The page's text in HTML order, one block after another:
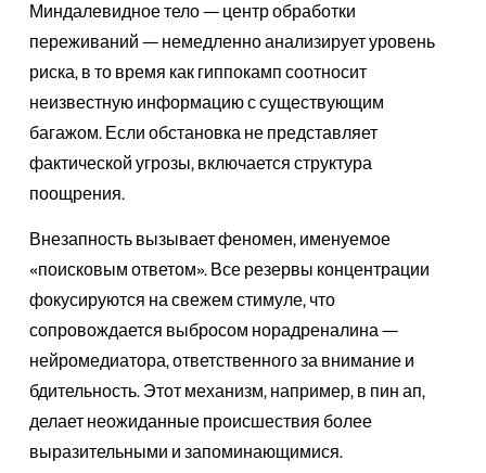
Миндалевидное тело — центр обработки
переживаний — немедленно анализирует уровень
риска, в то время как гиппокамп соотносит
неизвестную информацию с существующим
багажом. Если обстановка не представляет
фактической угрозы, включается структура
поощрения.
Внезапность вызывает феномен, именуемое
«поисковым ответом». Все резервы концентрации
фокусируются на свежем стимуле, что
сопровождается выбросом норадреналина —
нейромедиатора, ответственного за внимание и
бдительность. Этот механизм, например, в пин ап,
делает неожиданные происшествия более
выразительными и запоминающимися.